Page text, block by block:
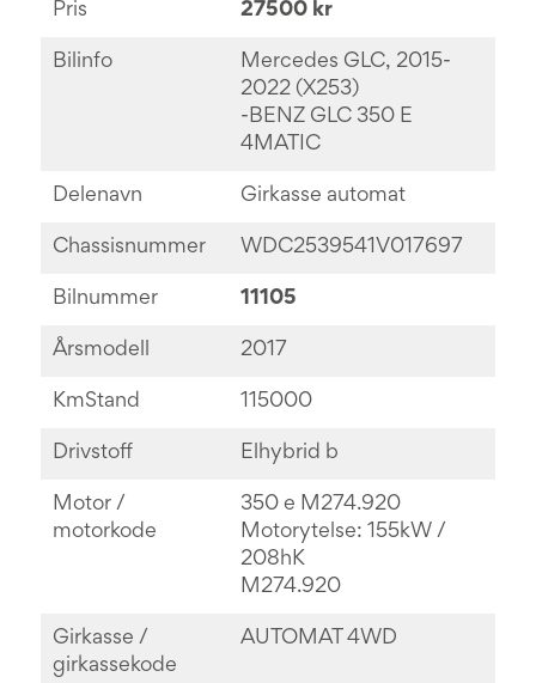
Pris 27500 kr
Bilinfo
Mercedes GLC, 2015-
2022 (X253)
-BENZ GLC 350 E
4MATIC
Delenavn Girkasse automat
Chassisnummer WDC2539541V017697
Bilnummer 11105
Årsmodell 2017
KmStand 115000
Drivstoff Elhybrid b
Motor /
motorkode
350 e M274.920
Motorytelse: 155kW /
208hK
M274.920
Girkasse /
girkassekode
AUTOMAT 4WD